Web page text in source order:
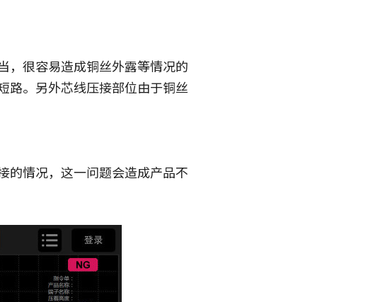
，很容易造成铜丝外露等情况的
路。另外芯线压接部位由于铜丝
的情况，这一问题会造成产品不